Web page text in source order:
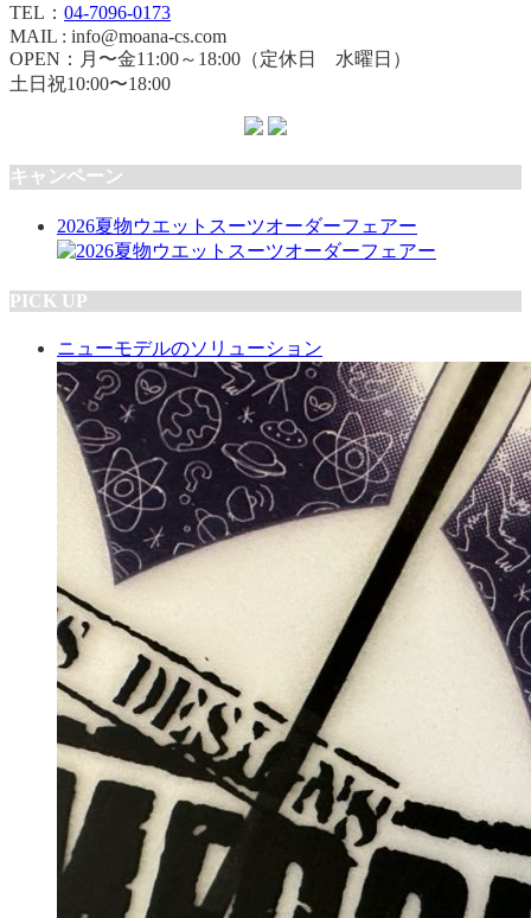
TEL： 04-7096-0173
MAIL : info@moana-cs.com
OPEN：月〜金11:00～18:00（定休日 水曜日）
土日祝10:00〜18:00
キャンペーン
2026夏物ウエットスーツオーダーフェアー
PICK UP
ニューモデルのソリューション